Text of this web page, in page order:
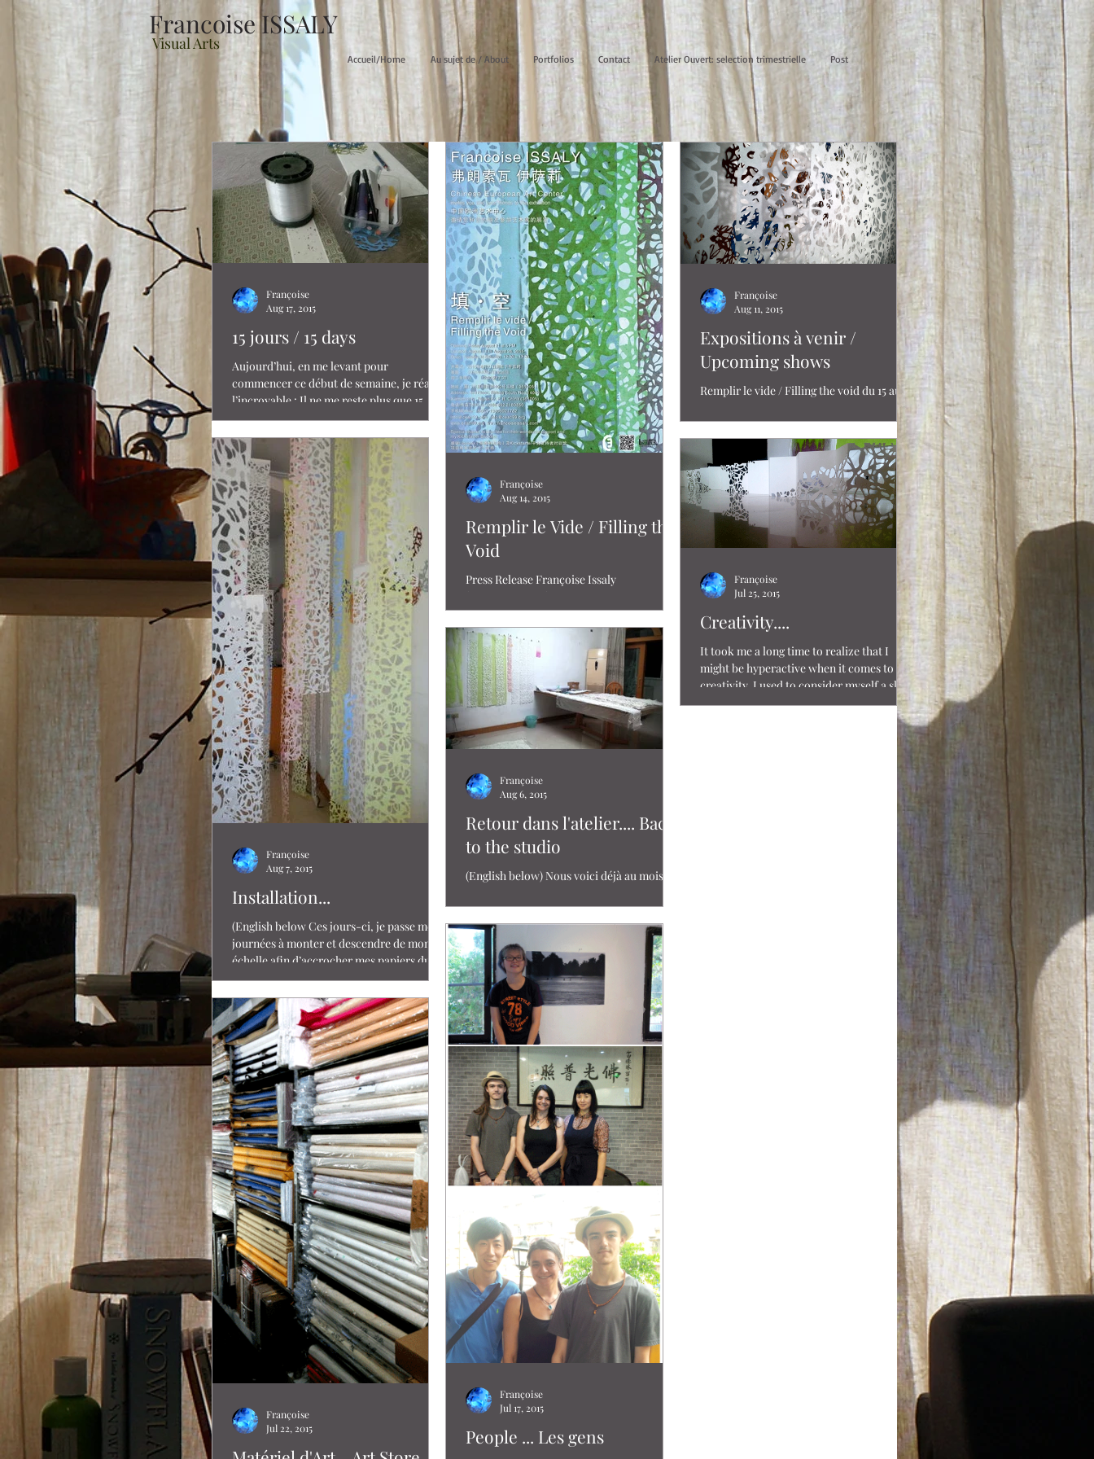
Francoise ISSALY
Visual Arts
Accueil/Home Au sujet de / About Portfolios Contact Atelier Ouvert: selection trimestrielle Post
15 jours / 15 days
Aujourd’hui, en me levant pour
commencer ce début de semaine, je réalise
l’incroyable : Il ne me reste plus que 15
jours ici à Xiamen....
Françoise
Aug 17, 2015
Remplir le Vide / Filling the
Void
Press Release Françoise Issaly
the Void Duration: August 21 till August 26,
2015 Open: Tuesday...
Françoise
Aug 14, 2015
Expositions à venir /
Upcoming shows
Remplir le vide / Filling the void du 15 au 22
aout 2015 August21-26 Chinese European
Art Center (CEAC) Xiamen, Fujian, P.R.
China...
Françoise
Aug 11, 2015
Installation...
(English below Ces jours-ci, je passe mes
journées à monter et descendre de mon
échelle afin d’accrocher mes papiers du
plafond et faire...
Françoise
Aug 7, 2015
Retour dans l'atelier.... Back
to the studio
(English below) Nous voici déjà au mois
j’ai beaucoup de difficulté à me connecter
et à mettre à...
Françoise
Aug 6, 2015
Creativity....
It took me a long time to realize that I
might be hyperactive when it comes to
creativity. I used to consider myself a slow
productive...
Françoise
Jul 25, 2015
Françoise
Jul 22, 2015
People ... Les gens
Françoise
Jul 17, 2015